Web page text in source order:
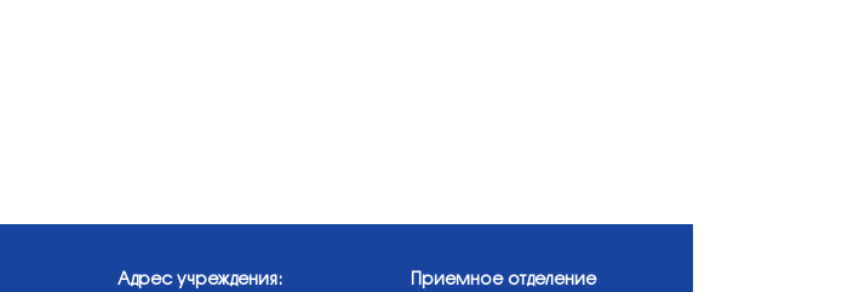
Адрес учреждения: Приемное отделение